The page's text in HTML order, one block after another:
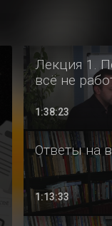
Лекция 1.
всё не
1:38:23
Ответы на
1:13:33